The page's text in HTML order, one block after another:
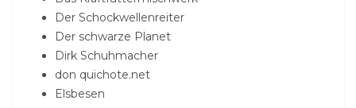
Der Schockwellenreiter
Der schwarze Planet
Dirk Schuhmacher
don quichote.net
Elsbesen